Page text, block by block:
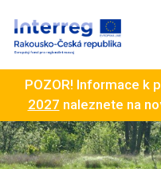
POZOR! Informace k
2027 naleznete na